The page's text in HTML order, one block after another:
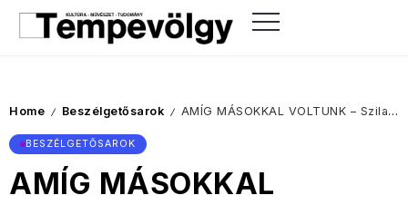
Home / Beszélgetősarok / AMÍG MÁSOKKAL VOLTUNK – Szilasi Lászlóval Ladányi István beszélget.
BESZÉLGETŐSAROK
AMÍG MÁSOKKAL